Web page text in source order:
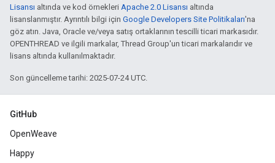
Lisansı altında ve kod örnekleri Apache 2.0 Lisansı altında
lisanslanmıştır. Ayrıntılı bilgi için Google Developers Site Politikaları'na
göz atın. Java, Oracle ve/veya satış ortaklarının tescilli ticari markasıdır.
OPENTHREAD ve ilgili markalar, Thread Group'un ticari markalarıdır ve
lisans altında kullanılmaktadır.
Son güncelleme tarihi: 2025-07-24 UTC.
GitHub
OpenWeave
Happy